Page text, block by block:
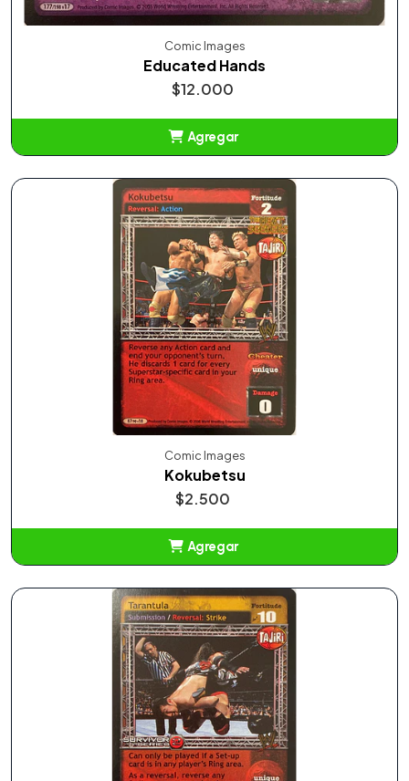
Comic Images
Educated Hands
$12.000
Agregar
Comic Images
Kokubetsu
$2.500
Agregar